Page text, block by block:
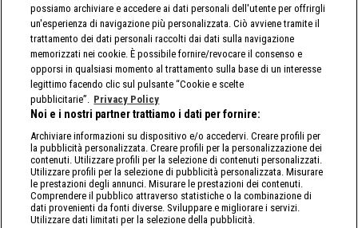
possiamo archiviare e accedere ai dati personali dell'utente per offrirgli
un'esperienza di navigazione più personalizzata. Ciò avviene tramite il
trattamento dei dati personali raccolti dai dati sulla navigazione
memorizzati nei cookie. È possibile fornire/revocare il consenso e
opporsi in qualsiasi momento al trattamento sulla base di un interesse
legittimo facendo clic sul pulsante “Cookie e scelte
pubblicitarie”. Privacy Policy
Noi e i nostri partner trattiamo i dati per fornire:
Archiviare informazioni su dispositivo e/o accedervi. Creare profili per
la pubblicità personalizzata. Creare profili per la personalizzazione dei
contenuti. Utilizzare profili per la selezione di contenuti personalizzati.
Utilizzare profili per la selezione di pubblicità personalizzata. Misurare
le prestazioni degli annunci. Misurare le prestazioni dei contenuti.
Comprendere il pubblico attraverso statistiche o la combinazione di
dati provenienti da fonti diverse. Sviluppare e migliorare i servizi.
Utilizzare dati limitati per la selezione della pubblicità.